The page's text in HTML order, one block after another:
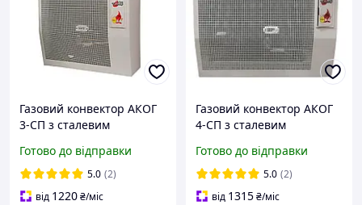
Газовий конвектор АКОГ
3-СП з сталевим
обігрівач 3 кВт до 30 м2 з
італійською автоматикою
EuroSit + димохід
Готово до відправки
5.0 (2)
від 1220₴/міс
Газовий конвектор АКОГ
4-СП з сталевим
обігрівач 4 кВт до 40 м2 з
італійською автоматикою
EuroSit + димохід
Готово до відправки
5.0 (2)
від 1315₴/міс